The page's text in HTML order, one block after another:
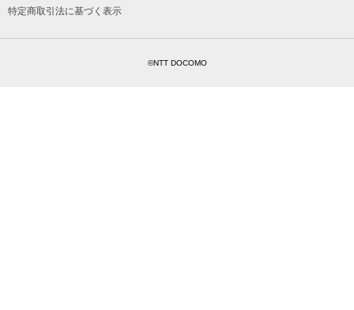
特定商取引法に基づく表示
©NTT DOCOMO